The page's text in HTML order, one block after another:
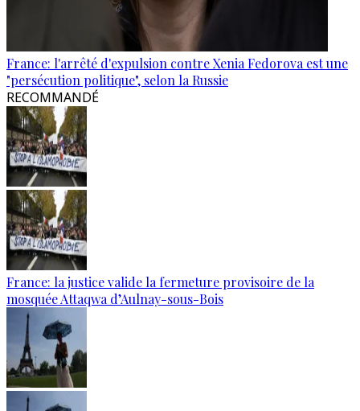
France: l'arrêté d'expulsion contre Xenia Fedorova est une
"persécution politique", selon la Russie
RECOMMANDÉ
France: la justice valide la fermeture provisoire de la
mosquée Attaqwa d’Aulnay-sous-Bois